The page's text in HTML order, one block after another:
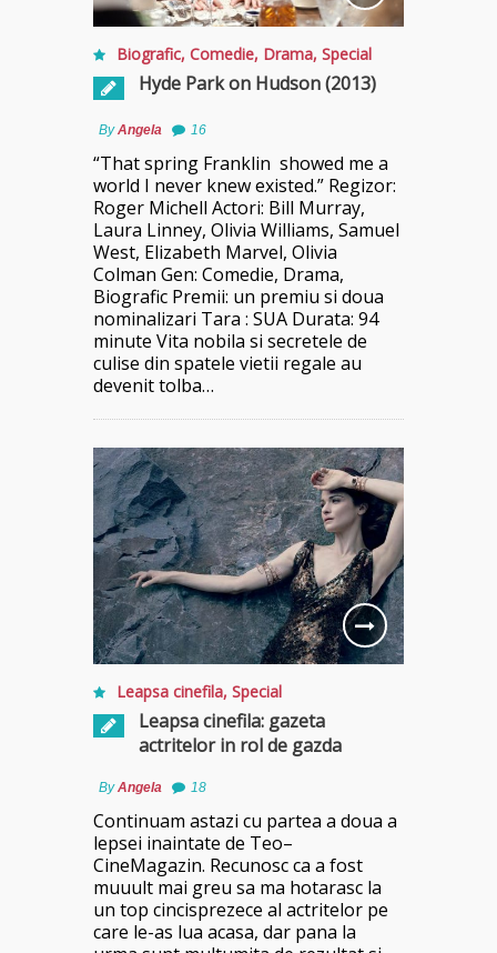
Biografic, Comedie, Drama, Special
Hyde Park on Hudson (2013)
ByAngela 16
“That spring Franklin showed me a
world I never knew existed.” Regizor:
Roger Michell Actori: Bill Murray,
Laura Linney, Olivia Williams, Samuel
West, Elizabeth Marvel, Olivia
Colman Gen: Comedie, Drama,
Biografic Premii: un premiu si doua
nominalizari Tara : SUA Durata: 94
minute Vita nobila si secretele de
culise din spatele vietii regale au
devenit tolba…
Leapsa cinefila, Special
Leapsa cinefila: gazeta
actritelor in rol de gazda
ByAngela 18
Continuam astazi cu partea a doua a
lepsei inaintate de Teo–
CineMagazin. Recunosc ca a fost
muuult mai greu sa ma hotarasc la
un top cincisprezece al actritelor pe
care le-as lua acasa, dar pana la